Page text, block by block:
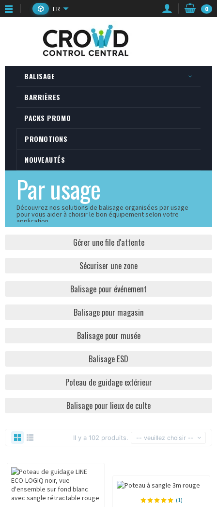
FR 0
BALISAGE
BARRIÈRES
PACKS PROMO
PROMOTIONS
NOUVEAUTÉS
Par usage
Découvrez nos solutions de balisage organisées par usage
pour vous aider à choisir le bon équipement selon votre
application.
Gérer une file d'attente
Sécuriser une zone
Balisage pour événement
Balisage pour magasin
Balisage pour musée
Balisage ESD
Poteau de guidage extérieur
Balisage pour lieux de culte
Il y a 102 produits. -- veuillez choisir --
(1)